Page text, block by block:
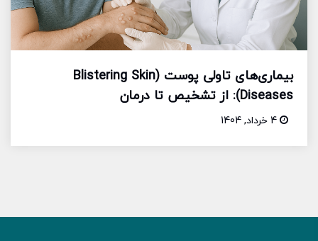
بیماری‌های تاولی پوست (Blistering Skin
Diseases): از تشخیص تا درمان